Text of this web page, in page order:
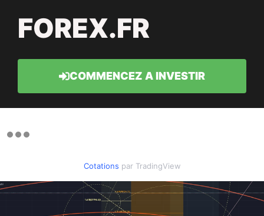
FOREX.FR
COMMENCEZ A INVESTIR
Cotations par TradingView